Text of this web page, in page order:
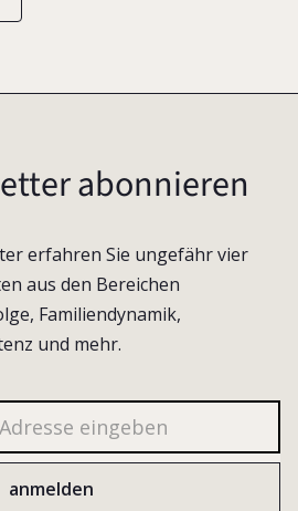
abonnieren
erfahren Sie ungefähr vier
aus den Bereichen
Familiendynamik,
und mehr.